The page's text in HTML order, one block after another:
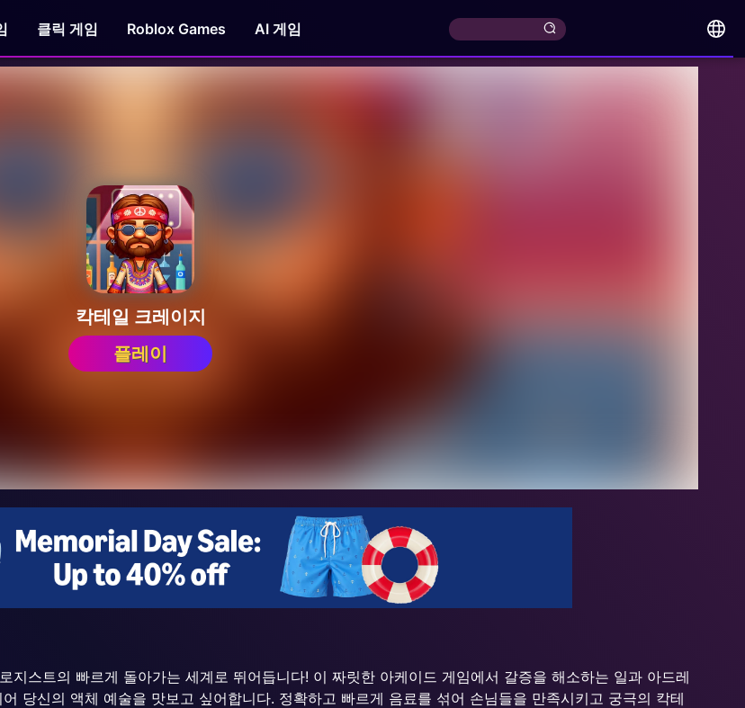
클릭 게임 Roblox Games AI 게임
칵테일 크레이지
플레이
지스트의 빠르게 돌아가는 세계로 뛰어듭니다! 이 짜릿한 아케이드 게임에서 갈증을 해소하는 일과 아드레
당신의 액체 예술을 맛보고 싶어합니다. 정확하고 빠르게 음료를 섞어 손님들을 만족시키고 궁극의 칵테